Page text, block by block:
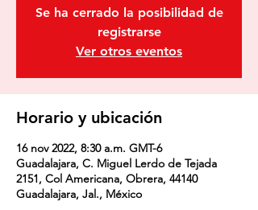
Se ha cerrado la posibilidad de
registrarse
Ver otros eventos
Horario y ubicación
16 nov 2022, 8:30 a.m. GMT-6
Guadalajara, C. Miguel Lerdo de Tejada
2151, Col Americana, Obrera, 44140
Guadalajara, Jal., México